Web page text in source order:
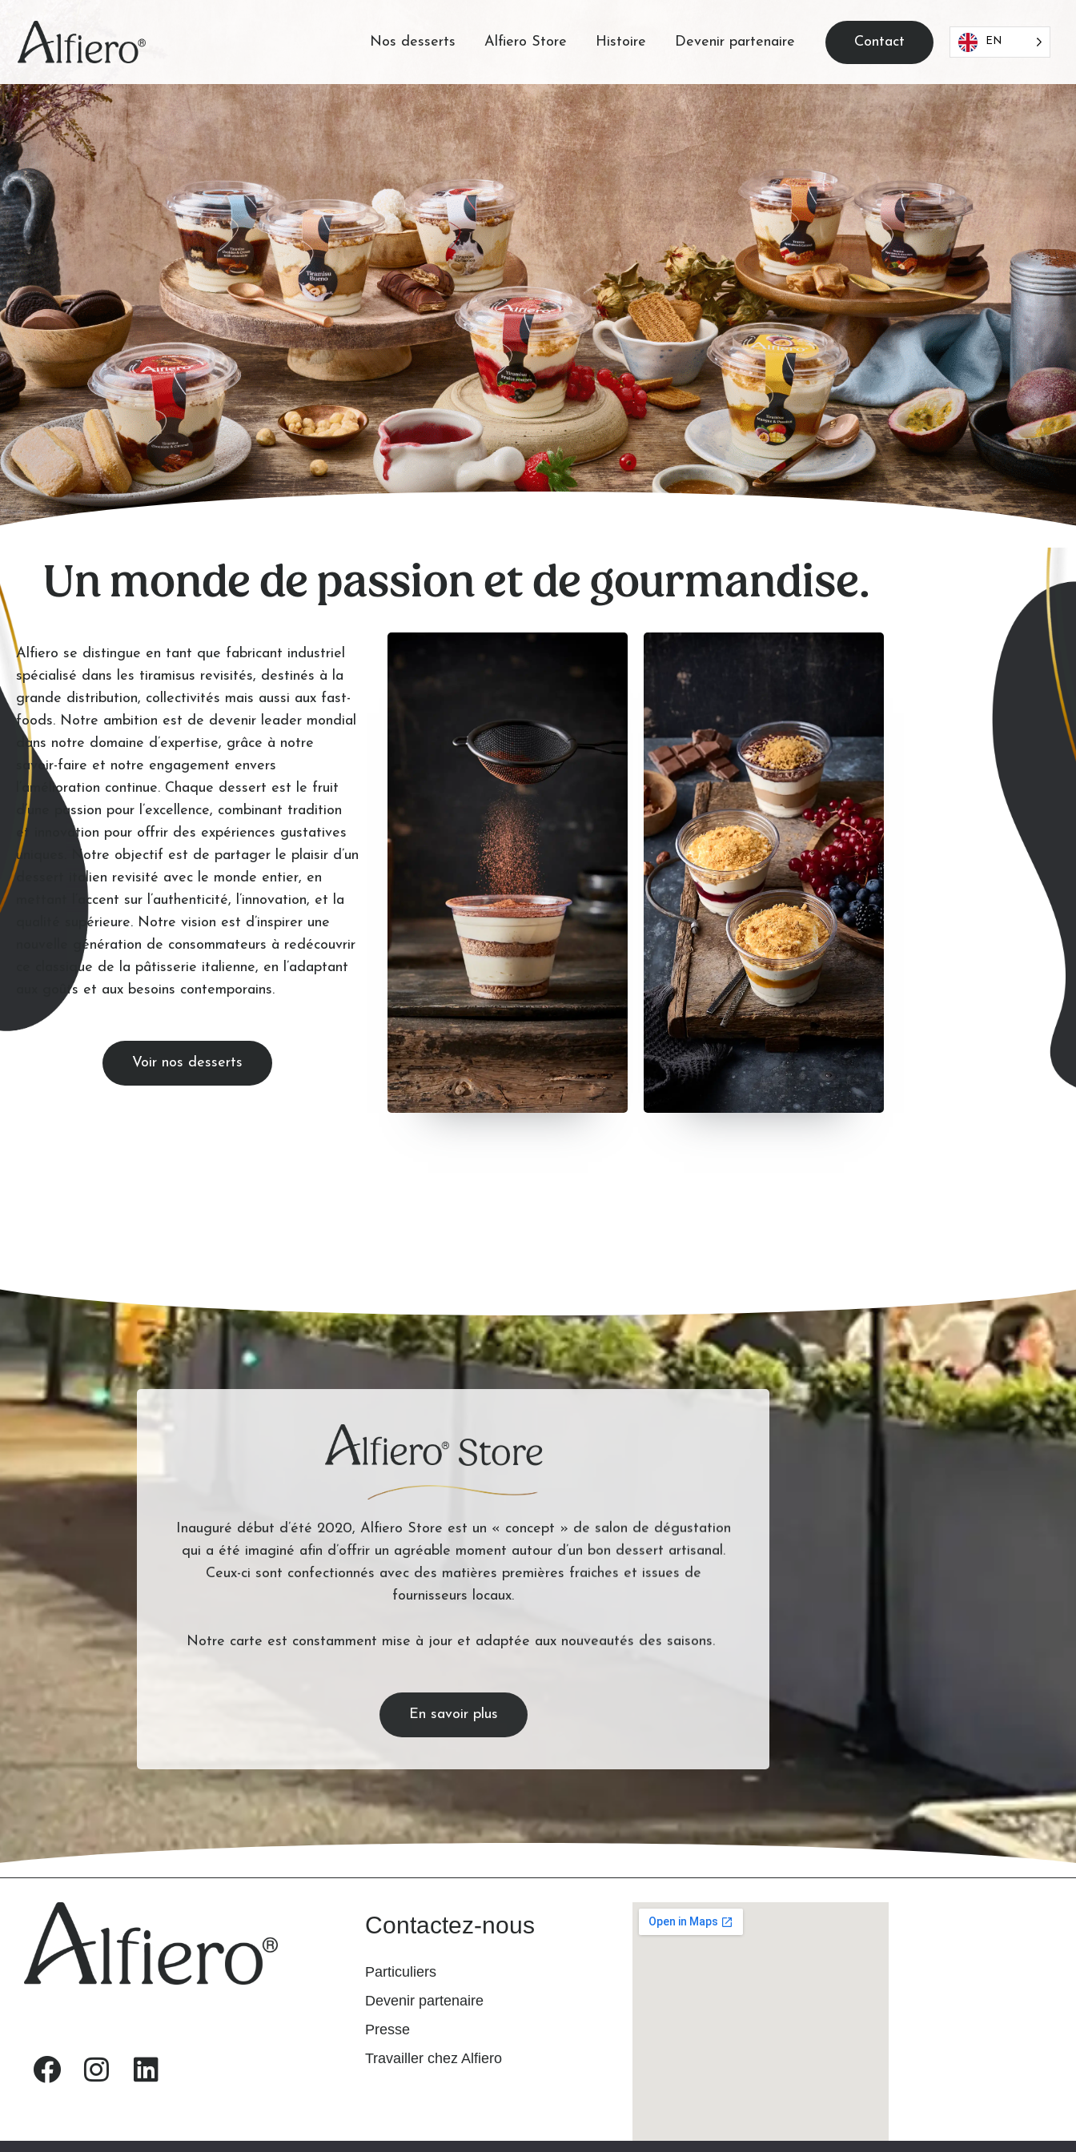
Nos desserts Alfiero Store Histoire Devenir partenaire Contact EN
Un monde de passion et de gourmandise.
Alfiero se distingue en tant que fabricant industriel
spécialisé dans les tiramisus revisités, destinés à la
grande distribution, collectivités mais aussi aux fast-
foods. Notre ambition est de devenir leader mondial
dans notre domaine d’expertise, grâce à notre
savoir-faire et notre engagement envers
l’amélioration continue. Chaque dessert est le fruit
d’une passion pour l’excellence, combinant tradition
et innovation pour offrir des expériences gustatives
uniques. Notre objectif est de partager le plaisir d’un
dessert italien revisité avec le monde entier, en
mettant l’accent sur l’authenticité, l’innovation, et la
qualité supérieure. Notre vision est d’inspirer une
nouvelle génération de consommateurs à redécouvrir
ce classique de la pâtisserie italienne, en l’adaptant
aux goûts et aux besoins contemporains.
Voir nos desserts
Store
Inauguré début d’été 2020, Alfiero Store est un « concept » de salon de dégustation
qui a été imaginé afin d’offrir un agréable moment autour d’un bon dessert artisanal.
Ceux-ci sont confectionnés avec des matières premières fraiches et issues de
fournisseurs locaux.
Notre carte est constamment mise à jour et adaptée aux nouveautés des saisons.
En savoir plus
Contactez-nous
Particuliers
Devenir partenaire
Presse
Travailler chez Alfiero